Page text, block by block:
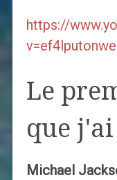
https://
v=ef4lputonwe
Le
que
Michael